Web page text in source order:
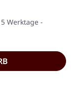
Werktage -